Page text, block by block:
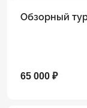
Обзорный
65 000 ₽